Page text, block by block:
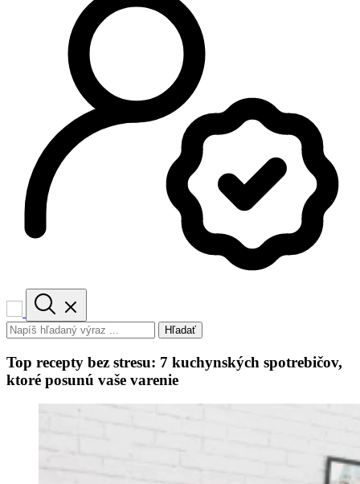
Hľadať
Top recepty bez stresu: 7 kuchynských spotrebičov,
ktoré posunú vaše varenie